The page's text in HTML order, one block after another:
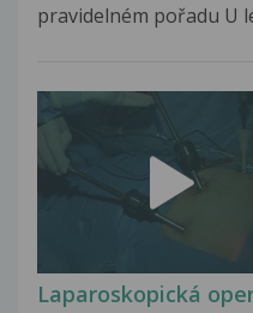
pravidelném pořadu U
Laparoskopická